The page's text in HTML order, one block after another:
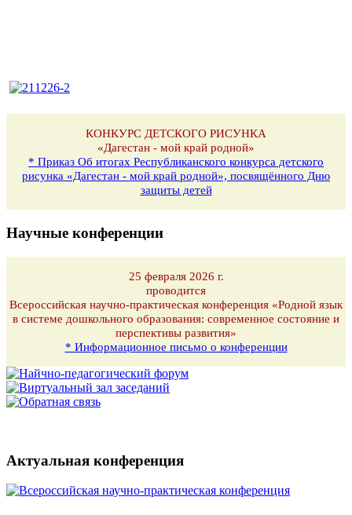
КОНКУРС ДЕТСКОГО РИСУНКА
«Дагестан - мой край родной»
* Приказ Об итогах Республиканского конкурса детского
рисунка «Дагестан - мой край родной», посвящённого Дню
защиты детей
Научные конференции
25 февраля 2026 г.
проводится
Всероссийская научно-практическая конференция «Родной язык
в системе дошкольного образования: современное состояние и
перспективы развития»
* Информационное письмо о конференции
Актуальная конференция